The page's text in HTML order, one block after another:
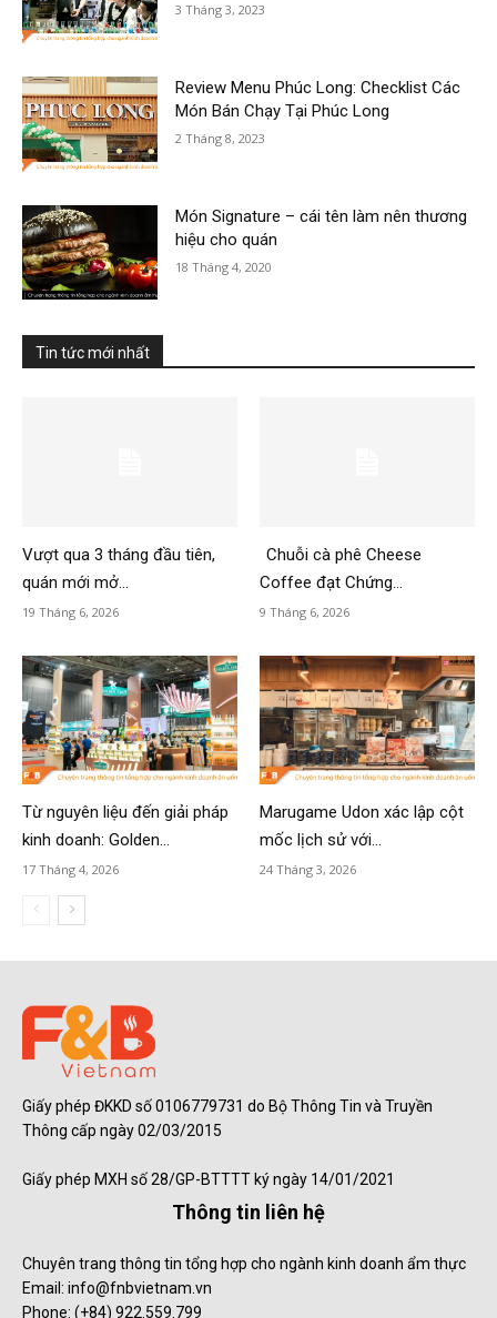
3 Tháng 3, 2023
Review Menu Phúc Long: Checklist Các
Món Bán Chạy Tại Phúc Long
2 Tháng 8, 2023
Món Signature – cái tên làm nên thương
hiệu cho quán
18 Tháng 4, 2020
Tin tức mới nhất
Vượt qua 3 tháng đầu tiên,
quán mới mở...
19 Tháng 6, 2026
Chuỗi cà phê Cheese
Coffee đạt Chứng...
9 Tháng 6, 2026
Từ nguyên liệu đến giải pháp
kinh doanh: Golden...
17 Tháng 4, 2026
Marugame Udon xác lập cột
mốc lịch sử với...
24 Tháng 3, 2026
Giấy phép ĐKKD số 0106779731 do Bộ Thông Tin và Truyền
Thông cấp ngày 02/03/2015
Giấy phép MXH số 28/GP-BTTTT ký ngày 14/01/2021
Thông tin liên hệ
Chuyên trang thông tin tổng hợp cho ngành kinh doanh ẩm thực
Email: info@fnbvietnam.vn
Phone: (+84) 922.559.799